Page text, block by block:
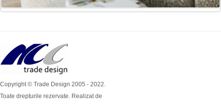
Copyright © Trade Design 2005 - 2022.
Toate drepturile rezervate. Realizat de